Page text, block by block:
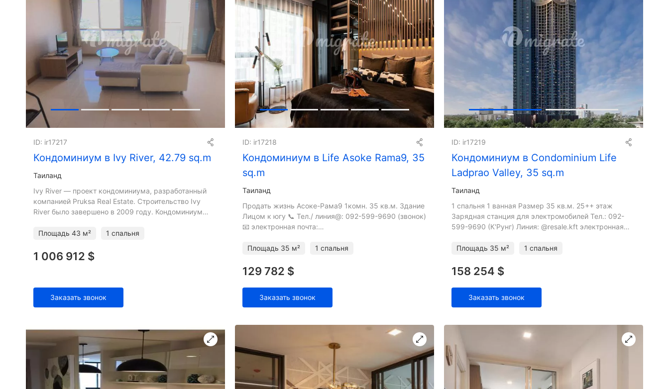
Кондоминиум в Ivy River, 42.79 sq.m
ID: ir17217
Таиланд
Ivy River — проект кондоминиума, разработанный
компанией Pruksa Real Estate. Строительство Ivy
River было завершено в 2009 году. Кондоминиум
1265 квартир
Площадь 43 м² 1 спальня
1 006 912 $
Заказать звонок
Кондоминиум в Life Asoke Rama9, 35
sq.m
ID: ir17218
Таиланд
Продать жизнь Асоке-Рама9 1комн. 35 кв.м. Здание
Лицом к югу 📞 Тел./ линия@: 092-599-9690 (звонок)
📧 электронная почта:
Площадь 35 м² 1 спальня
129 782 $
Заказать звонок
Кондоминиум в Condominium Life
Ladprao Valley, 35 sq.m
ID: ir17219
Таиланд
1 спальня 1 ванная Размер 35 кв.м. 25++ этаж
Зарядная станция для электромобилей Тел.: 092-
599-9690 (К'Рунг) Линия: @resale.kft электронная
Площадь 35 м² 1 спальня
158 254 $
Заказать звонок